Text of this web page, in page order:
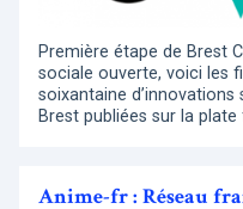
Première étape de Brest
sociale ouverte, voici les
soixantaine
Brest publiées sur la
Anime-fr : Réseau